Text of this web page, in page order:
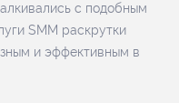
с подобным
SMM раскрутки
и эффективным в